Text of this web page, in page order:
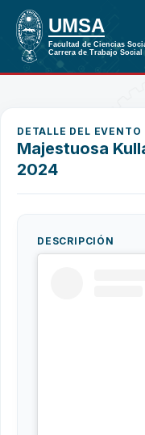
DETALLE DEL EVENTO
Majestuosa
2024
DESCRIPCIÓN